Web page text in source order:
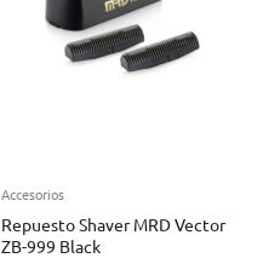
Accesorios
Repuesto Shaver MRD Vector
ZB-999 Black